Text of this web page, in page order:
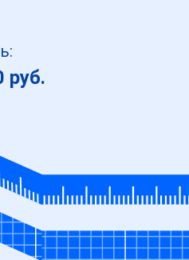
руб.